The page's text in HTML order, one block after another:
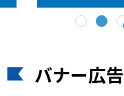
バナー広告